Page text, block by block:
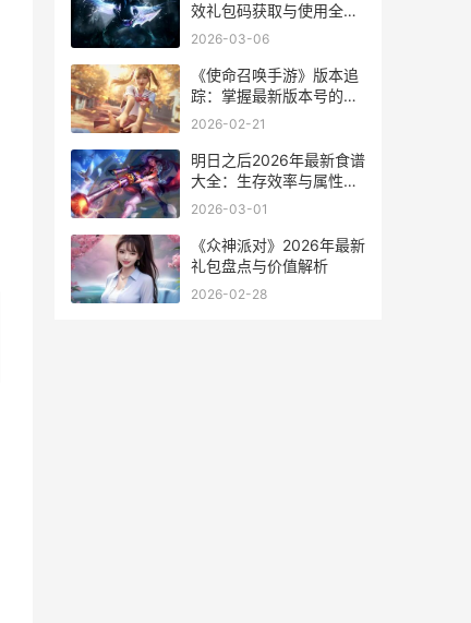
效礼包码获取与使用全指
南
2026-03-06
《使命召唤手游》版本追
踪：掌握最新版本号的核
心价值
2026-02-21
明日之后2026年最新食谱
大全：生存效率与属性提
升指南
2026-03-01
《众神派对》2026年最新
礼包盘点与价值解析
2026-02-28